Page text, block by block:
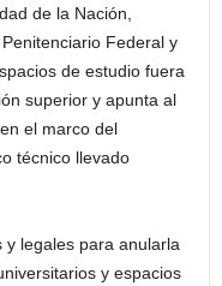
de la Nación,
Federal y
de estudio fuera
superior y apunta al
el marco del
técnico llevado
y legales para anularla
y espacios